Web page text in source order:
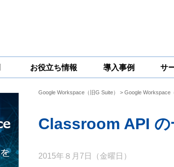
お役立ち情報
一問一答
導入事例 サ
グループウェア
移行支援
Google
Google
Google Workspace（旧G Suite） > Google Workspace
Classroom API の
2015年８月7日（金曜日）